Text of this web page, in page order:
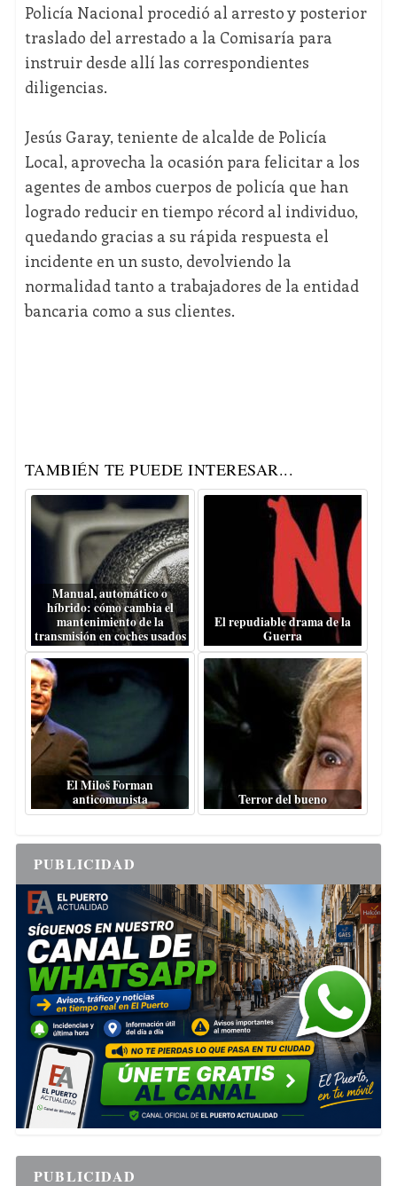
Policía Nacional procedió al arresto y posterior
traslado del arrestado a la Comisaría para
instruir desde allí las correspondientes
diligencias.
Jesús Garay, teniente de alcalde de Policía
Local, aprovecha la ocasión para felicitar a los
agentes de ambos cuerpos de policía que han
logrado reducir en tiempo récord al individuo,
quedando gracias a su rápida respuesta el
incidente en un susto, devolviendo la
normalidad tanto a trabajadores de la entidad
bancaria como a sus clientes.
TAMBIÉN TE PUEDE INTERESAR...
Manual, automático o
híbrido: cómo cambia el
mantenimiento de la
transmisión en coches usados
El repudiable drama de la
Guerra
El Miloš Forman
anticomunista
Terror del bueno
PUBLICIDAD
PUBLICIDAD